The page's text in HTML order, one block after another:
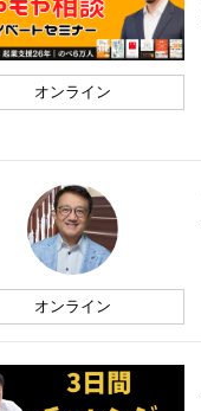
オンライン
オンライン